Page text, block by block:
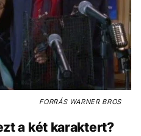
FORRÁSWARNER BROS
a két karaktert?